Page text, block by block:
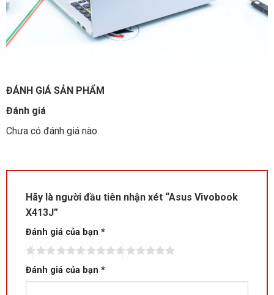
ĐÁNH GIÁ SẢN PHẨM
Đánh giá
Chưa có đánh giá nào.
Hãy là người đầu tiên nhận xét “Asus Vivobook
X413J”
Đánh giá của bạn *
Đánh giá của bạn *